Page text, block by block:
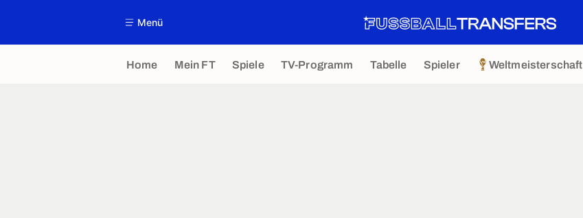
Menü
Home Mein FT Spiele TV-Programm Tabelle Spieler Weltmeisterschaft